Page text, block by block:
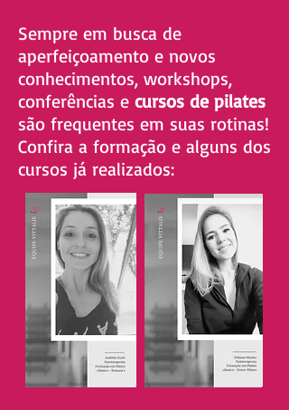
Sempre em busca de
aperfeiçoamento e novos
conhecimentos, workshops,
conferências e cursos de pilates
são frequentes em suas rotinas!
Confira a formação e alguns dos
cursos já realizados: